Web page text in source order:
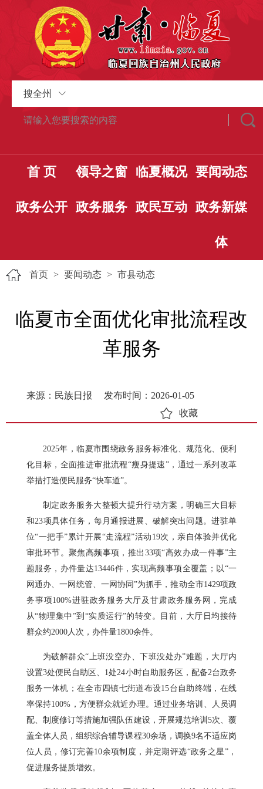
搜全州
首 页 领导之窗 临夏概况 要闻动态
政务公开 政务服务 政民互动 政务新媒
体
首页 > 要闻动态 > 市县动态
临夏市全面优化审批流程改
革服务
来源：民族日报
发布时间：2026-01-05
收藏
2025年，临夏市围绕政务服务标准化、规范化、便利
化目标，全面推进审批流程“瘦身提速”，通过一系列改革
举措打造便民服务“快车道”。
制定政务服务大整顿大提升行动方案，明确三大目标
和23项具体任务，每月通报进展、破解突出问题。进驻单
位“一把手”累计开展“走流程”活动19次，亲自体验并优化
审批环节。聚焦高频事项，推出33项“高效办成一件事”主
题服务，办件量达13446件，实现高频事项全覆盖；以“一
网通办、一网统管、一网协同”为抓手，推动全市1429项政
务事项100%进驻政务服务大厅及甘肃政务服务网，完成
从“物理集中”到“实质运行”的转变。目前，大厅日均接待
群众约2000人次，办件量1800余件。
为破解群众“上班没空办、下班没处办”难题，大厅内
设置3处便民自助区、1处24小时自助服务区，配备2台政务
服务一体机；在全市四镇七街道布设15台自助终端，在线
率保持100%，方便群众就近办理。通过业务培训、人员调
配、制度修订等措施加强队伍建设，开展规范培训5次、覆
盖全体人员，组织综合辅导课程30余场，调换9名不适应岗
位人员，修订完善10余项制度，并定期评选“政务之星”，
促进服务提质增效。